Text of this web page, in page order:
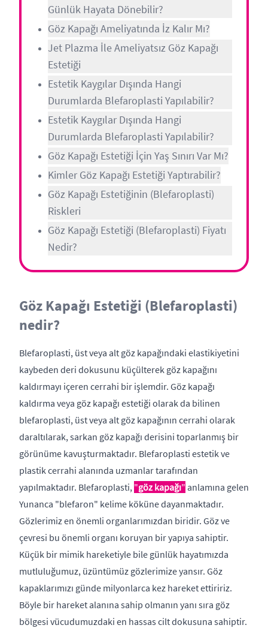
Günlük Hayata Dönebilir?
Göz Kapağı Ameliyatında İz Kalır Mı?
Jet Plazma İle Ameliyatsız Göz Kapağı
Estetiği
Estetik Kaygılar Dışında Hangi
Durumlarda Blefaroplasti Yapılabilir?
Estetik Kaygılar Dışında Hangi
Durumlarda Blefaroplasti Yapılabilir?
Göz Kapağı Estetiği İçin Yaş Sınırı Var Mı?
Kimler Göz Kapağı Estetiği Yaptırabilir?
Göz Kapağı Estetiğinin (Blefaroplasti)
Riskleri
Göz Kapağı Estetiği (Blefaroplasti) Fiyatı
Nedir?
Göz Kapağı Estetiği (Blefaroplasti)
nedir?
Blefaroplasti, üst veya alt göz kapağındaki elastikiyetini
kaybeden deri dokusunu küçülterek göz kapağını
kaldırmayı içeren cerrahi bir işlemdir. Göz kapağı
kaldırma veya göz kapağı estetiği olarak da bilinen
blefaroplasti, üst veya alt göz kapağının cerrahi olarak
daraltılarak, sarkan göz kapağı derisini toparlanmış bir
görünüme kavuşturmaktadır. Blefaroplasti estetik ve
plastik cerrahi alanında uzmanlar tarafından
yapılmaktadır. Blefaroplasti, "göz kapağı" anlamına gelen
Yunanca "blefaron" kelime köküne dayanmaktadır.
Gözlerimiz en önemli organlarımızdan biridir. Göz ve
çevresi bu önemli organı koruyan bir yapıya sahiptir.
Küçük bir mimik hareketiyle bile günlük hayatımızda
mutluluğumuz, üzüntümüz gözlerimize yansır. Göz
kapaklarımızı günde milyonlarca kez hareket ettiririz.
Böyle bir hareket alanına sahip olmanın yanı sıra göz
bölgesi vücudumuzdaki en hassas cilt dokusuna sahiptir.